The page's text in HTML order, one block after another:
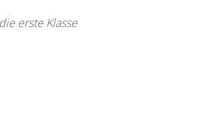
erste Klasse